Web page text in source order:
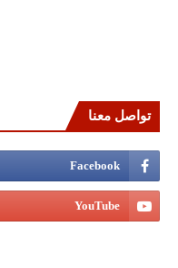
تواصل معنا